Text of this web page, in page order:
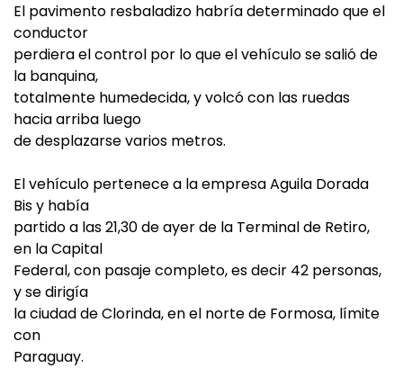
El pavimento resbaladizo habría determinado que el
conductor
perdiera el control por lo que el vehículo se salió de
la banquina,
totalmente humedecida, y volcó con las ruedas
hacia arriba luego
de desplazarse varios metros.
El vehículo pertenece a la empresa Aguila Dorada
Bis y había
partido a las 21,30 de ayer de la Terminal de Retiro,
en la Capital
Federal, con pasaje completo, es decir 42 personas,
y se dirigía
la ciudad de Clorinda, en el norte de Formosa, límite
con
Paraguay.